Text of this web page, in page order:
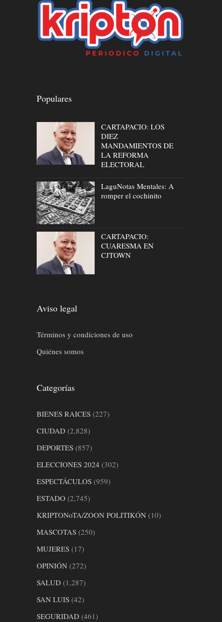
Populares
CARTAPACIO: LOS
DIEZ
MANDAMIENTOS DE
LA REFORMA
ELECTORAL
LaguNotas Mentales: A
romper el cochinito
CARTAPACIO:
CUARESMA EN
CJTOWN
Aviso legal
Términos y condiciones de uso
Quiénes somos
Categorías
BIENES RAICES (227)
CIUDAD (2,828)
DEPORTES (857)
ELECCIONES 2024 (302)
ESPECTÁCULOS (959)
ESTADO (2,745)
KRIPTONoTA/ZOON POLITIKÓN (10)
MASCOTAS (250)
MUJERES (17)
OPINIÓN (272)
SALUD (1,287)
SAN LUIS (42)
SEGURIDAD (461)